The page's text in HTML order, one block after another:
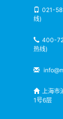
021-
线)
400-
热线)
上海市
1号6层